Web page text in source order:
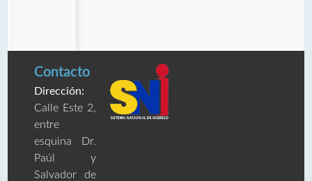
Contacto
Dirección:
Calle Este 2,
entre
esquina Dr.
Paúl y
Salvador de